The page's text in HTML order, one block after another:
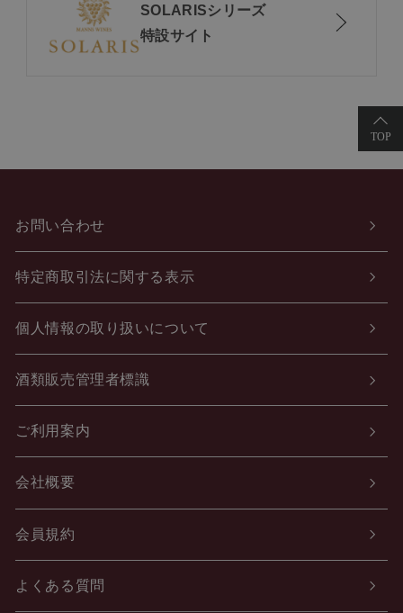
SOLARISシリーズ
特設サイト
お問い合わせ
特定商取引法に関する表示
個人情報の取り扱いについて
酒類販売管理者標識
ご利用案内
会社概要
会員規約
よくある質問